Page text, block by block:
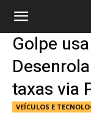
Golpe
taxas via
VEÍCULOS E